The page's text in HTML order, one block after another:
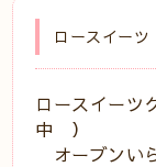
ロースイー
ロースイー
中 ）
オーブンい